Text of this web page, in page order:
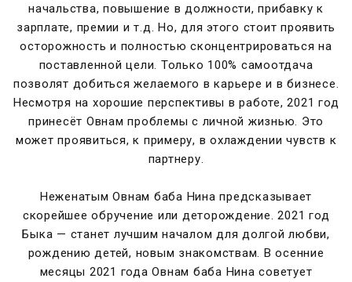
начальства, повышение в должности, прибавку к
зарплате, премии и т.д. Но, для этого стоит проявить
осторожность и полностью сконцентрироваться на
поставленной цели. Только 100% самоотдача
позволят добиться желаемого в карьере и в бизнесе.
Несмотря на хорошие перспективы в работе, 2021 год
принесёт Овнам проблемы с личной жизнью. Это
может проявиться, к примеру, в охлаждении чувств к
партнеру.
Неженатым Овнам баба Нина предсказывает
скорейшее обручение или деторождение. 2021 год
Быка — станет лучшим началом для долгой любви,
рождению детей, новым знакомствам. В осенние
месяцы 2021 года Овнам баба Нина советует